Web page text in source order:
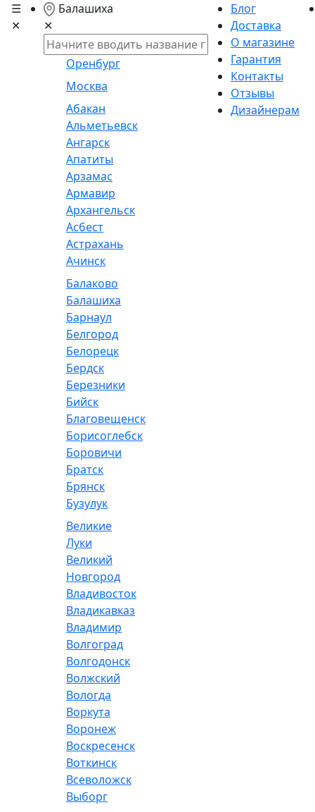
☰
✕
Балашиха
✕
Оренбург
Москва
Абакан
Альметьевск
Ангарск
Апатиты
Арзамас
Армавир
Архангельск
Асбест
Астрахань
Ачинск
Балаково
Балашиха
Барнаул
Белгород
Белорецк
Бердск
Березники
Бийск
Благовещенск
Борисоглебск
Боровичи
Братск
Брянск
Бузулук
Великие
Луки
Великий
Новгород
Владивосток
Владикавказ
Владимир
Волгоград
Волгодонск
Волжский
Вологда
Воркута
Воронеж
Воскресенск
Воткинск
Всеволожск
Выборг
Блог
Доставка
О магазине
Гарантия
Контакты
Отзывы
Дизайнерам